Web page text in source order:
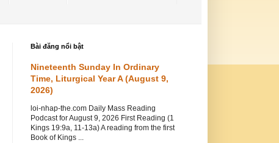
Bài đăng nổi bật
Nineteenth Sunday In Ordinary
Time, Liturgical Year A (August 9,
2026)
loi-nhap-the.com Daily Mass Reading
Podcast for August 9, 2026 First Reading (1
Kings 19:9a, 11-13a) A reading from the first
Book of Kings ...